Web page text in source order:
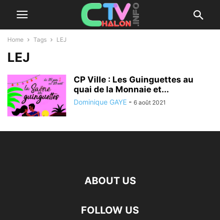
Home Tags LEJ
LEJ
CP Ville : Les Guinguettes au
quai de la Monnaie et...
Dominique GAYE - 6 août 2021
ABOUT US
FOLLOW US